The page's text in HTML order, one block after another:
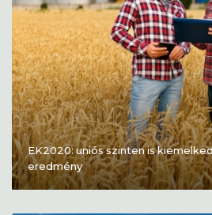
EK2020: uniós szinten is
eredmény